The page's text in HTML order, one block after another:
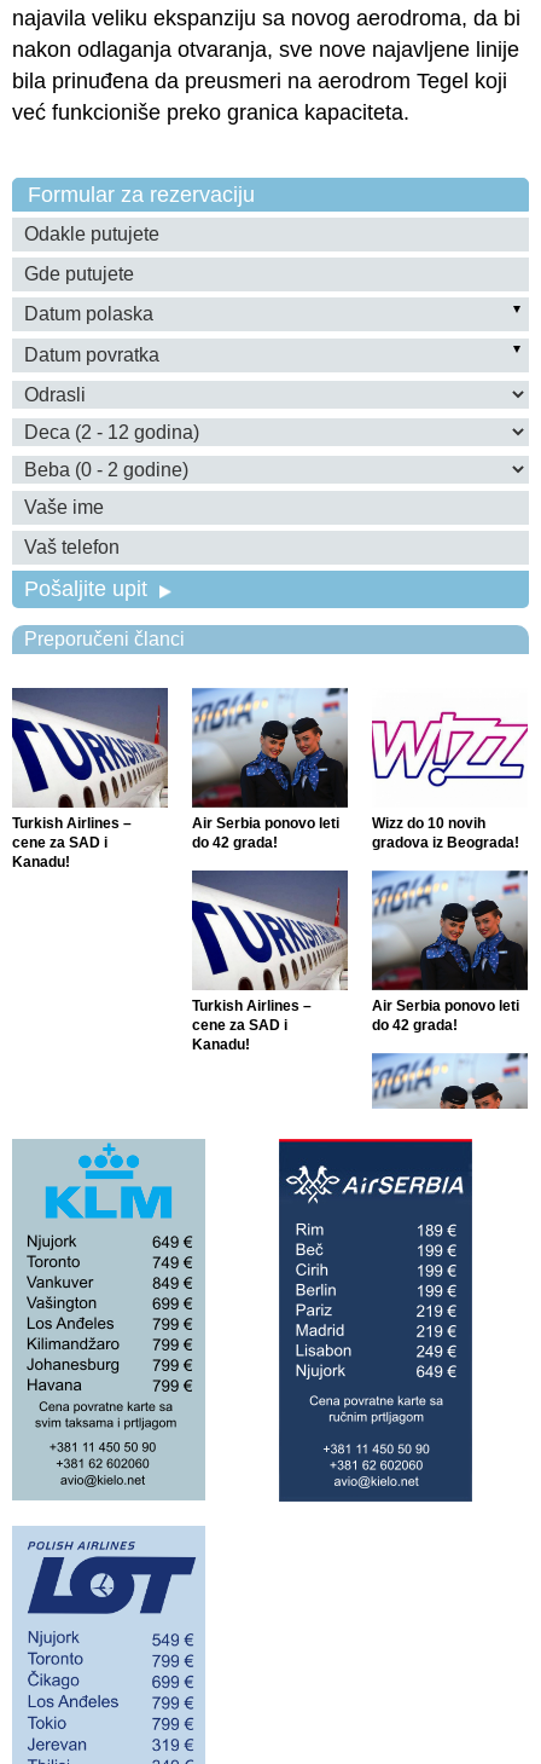
najavila veliku ekspanziju sa novog aerodroma, da bi
nakon odlaganja otvaranja, sve nove najavljene linije
bila prinuđena da preusmeri na aerodrom Tegel koji
već funkcioniše preko granica kapaciteta.
Formular za rezervaciju
Pošaljite upit
Preporučeni članci
Turkish Airlines –
cene za SAD i
Kanadu!
Air Serbia ponovo leti
do 42 grada!
Wizz do 10 novih
gradova iz Beograda!
Turkish Airlines –
cene za SAD i
Kanadu!
Air Serbia ponovo leti
do 42 grada!
Air Serbia ponovo leti